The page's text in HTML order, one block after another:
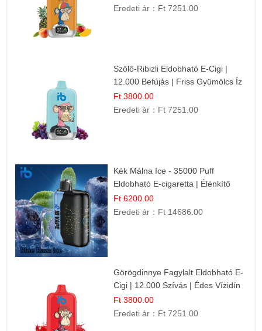
Eredeti ár： Ft 7251.00
Szőlő-Ribizli Eldobható E-Cigi |
12.000 Befújás | Friss Gyümölcs Íz
Ft 3800.00
Eredeti ár： Ft 7251.00
Kék Málna Ice - 35000 Puff
Eldobható E-cigaretta | Élénkítő
Gyümölcsös Frissesség!
Ft 6200.00
Eredeti ár： Ft 14686.00
Görögdinnye Fagylalt Eldobható E-
Cigi | 12.000 Szívás | Édes Vízidín
Íz
Ft 3800.00
Eredeti ár： Ft 7251.00